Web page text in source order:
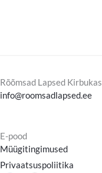
Rõõmsad Lapsed Kirbukas
info@roomsadlapsed.ee
E-pood
Müügitingimused
Privaatsuspoliitika